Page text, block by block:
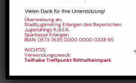
GESTALT – Bewegung für Körper,
Menschen
August 10 @ 10:15 - 11:45